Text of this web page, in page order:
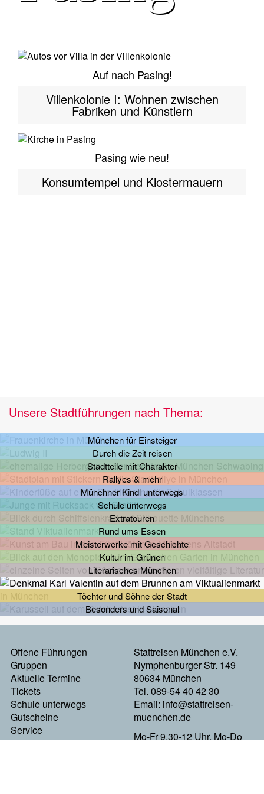
Auf nach Pasing!
Villenkolonie I: Wohnen zwischen
Fabriken und Künstlern
Pasing wie neu!
Konsumtempel und Klostermauern
Unsere Stadtführungen nach Thema:
München für Einsteiger
Durch die Zeit reisen
Stadtteile mit Charakter
Rallyes & mehr
Münchner Kindl unterwegs
Schule unterwegs
Extratouren
Rund ums Essen
Meisterwerke mit Geschichte
Kultur im Grünen
Literarisches München
Töchter und Söhne der Stadt
Besonders und Saisonal
Footermenu
Links
Offene Führungen
Gruppen
Aktuelle Termine
Tickets
Schule unterwegs
Gutscheine
Service
News
Stattreisen München e.V.
Nymphenburger Str. 149
80634 München
Tel. 089-54 40 42 30
Email: info@stattreisen-
muenchen.de
Mo-Fr 9.30-12 Uhr, Mo-Do